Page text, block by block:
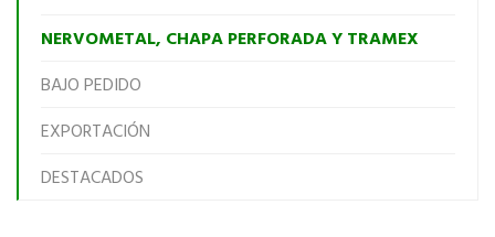
NERVOMETAL, CHAPA PERFORADA Y TRAMEX
BAJO PEDIDO
EXPORTACIÓN
DESTACADOS